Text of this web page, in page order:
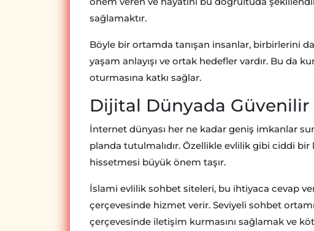
sağlamaktır.
Böyle bir ortamda tanışan insanlar, birbirlerini
yaşam anlayışı ve ortak hedefler vardır. Bu da
oturmasına katkı sağlar.
Dijital Dünyada
İnternet dünyası her ne kadar geniş imkanlar
planda tutulmalıdır. Özellikle evlilik gibi ciddi
hissetmesi büyük önem taşır.
İslami evlilik sohbet siteleri, bu ihtiyaca cevap
çerçevesinde hizmet verir. Seviyeli sohbet
çerçevesinde iletişim kurmasını sağlamak ve